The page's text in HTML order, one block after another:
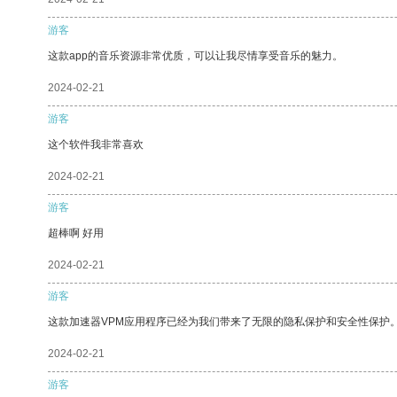
游客
这款app的音乐资源非常优质，可以让我尽情享受音乐的魅力。
2024-02-21
游客
这个软件我非常喜欢
2024-02-21
游客
超棒啊 好用
2024-02-21
游客
这款加速器VPM应用程序已经为我们带来了无限的隐私保护和安全性保护
2024-02-21
游客